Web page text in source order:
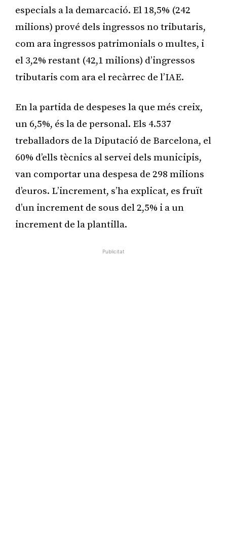
especials a la demarcació. El 18,5% (242
milions) prové dels ingressos no tributaris,
com ara ingressos patrimonials o multes, i
el 3,2% restant (42,1 milions) d’ingressos
tributaris com ara el recàrrec de l’IAE.
En la partida de despeses la que més creix,
un 6,5%, és la de personal. Els 4.537
treballadors de la Diputació de Barcelona, el
60% d’ells tècnics al servei dels municipis,
van comportar una despesa de 298 milions
d’euros. L’increment, s’ha explicat, es fruït
d’un increment de sous del 2,5% i a un
increment de la plantilla.
Publicitat